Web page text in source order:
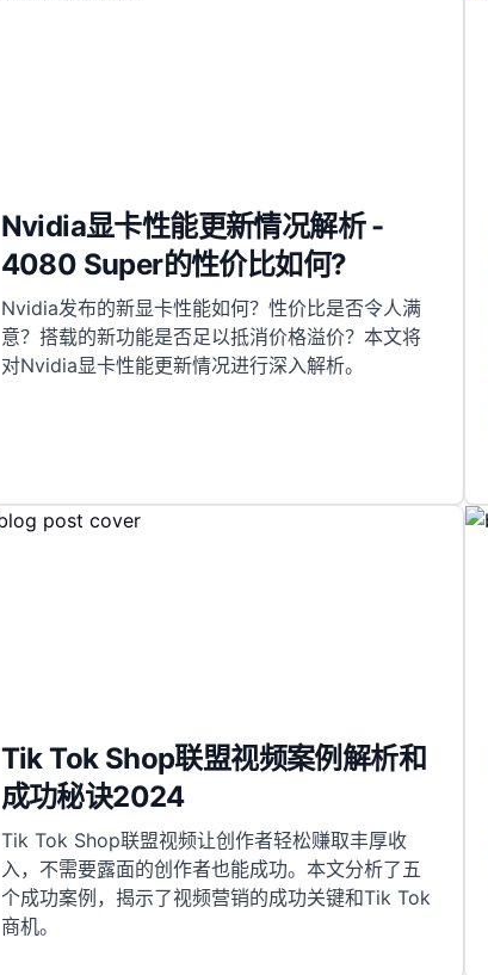
Nvidia显卡性能更新情况解析 -
4080 Super的性价比如何?
Nvidia发布的新显卡性能如何？性价比是否令人满
意？搭载的新功能是否足以抵消价格溢价？本文将
对Nvidia显卡性能更新情况进行深入解析。
Tik Tok Shop联盟视频案例解析和
成功秘诀2024
Tik Tok Shop联盟视频让创作者轻松赚取丰厚收
入，不需要露面的创作者也能成功。本文分析了五
个成功案例，揭示了视频营销的成功关键和Tik Tok
商机。